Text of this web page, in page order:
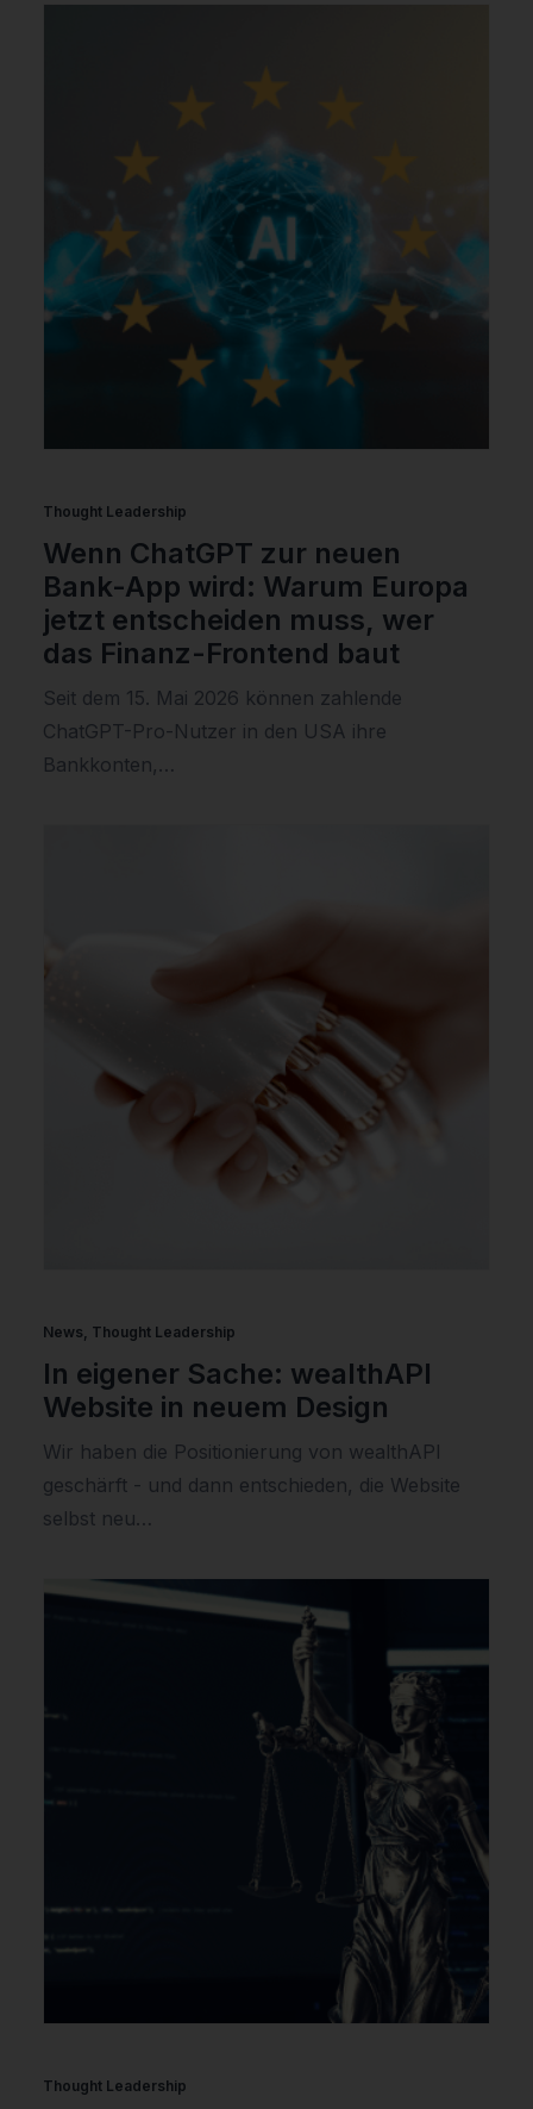
Thought Leadership
Wenn ChatGPT zur neuen
Bank-App wird: Warum Europa
jetzt entscheiden muss, wer
das Finanz-Frontend baut
Seit dem 15. Mai 2026 können zahlende
ChatGPT-Pro-Nutzer in den USA ihre
Bankkonten,…
News, Thought Leadership
In eigener Sache: wealthAPI
Website in neuem Design
Wir haben die Positionierung von wealthAPI
geschärft - und dann entschieden, die Website
selbst neu…
Thought Leadership